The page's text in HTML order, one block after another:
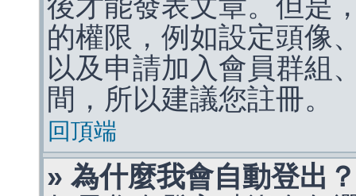
後才能發表文章。但是
的權限，例如設定頭像
以及申請加入會員群組
間，所以建議您註冊。
回頂端
» 為什麼我會自動登出？